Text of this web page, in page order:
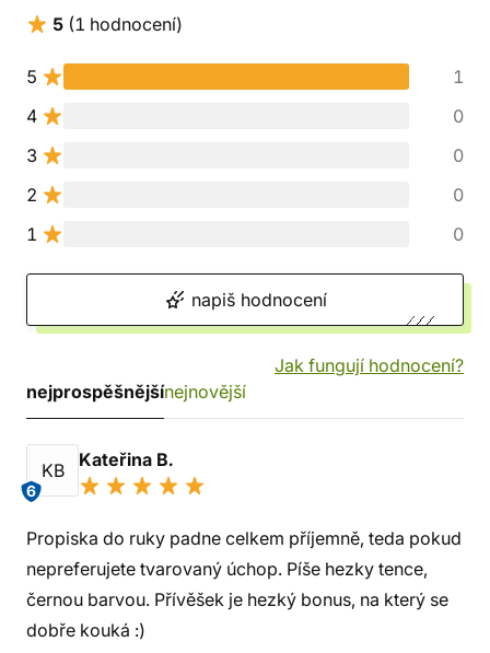
5 (1 hodnocení)
5
1
4
0
3
0
2
0
1
0
napiš hodnocení
Jak fungují hodnocení?
nejprospěšnějšínejnovější
KB
6
Kateřina B.
Propiska do ruky padne celkem příjemně, teda pokud
nepreferujete tvarovaný úchop. Píše hezky tence,
černou barvou. Přívěšek je hezký bonus, na který se
dobře kouká :)